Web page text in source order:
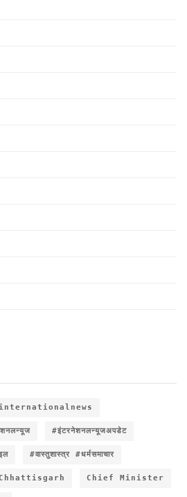
#इंटरनेशनलन्यूजअपडेट
#वास्तुशास्त्र #धर्मसमाचार
Chhattisgarh Chief Minister